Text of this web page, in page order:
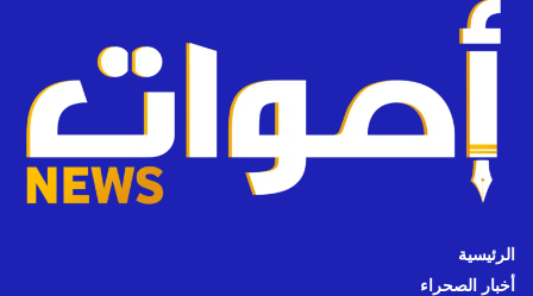
الرئيسية
أخبار الصحراء